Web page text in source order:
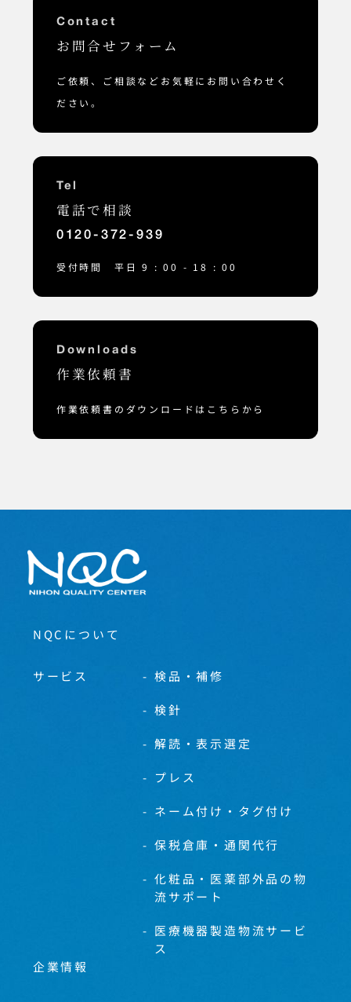
Contact
お問合せフォーム
ご依頼、ご相談などお気軽にお問い合わせく
ださい。
Tel
電話で相談
0120-372-939
受付時間 平日 9 : 00 - 18 : 00
Downloads
作業依頼書
作業依頼書のダウンロードはこちらから
NQCについて
サービス 検品・補修
検針
解読・表示選定
プレス
ネーム付け・タグ付け
保税倉庫・通関代行
化粧品・医薬部外品の物
流サポート
医療機器製造物流サービ
ス
企業情報